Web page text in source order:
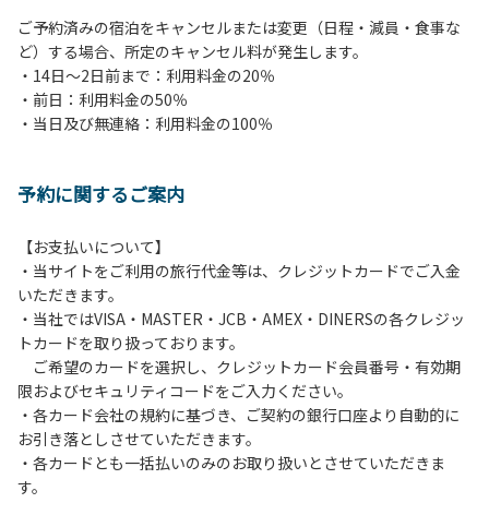
ご予約済みの宿泊をキャンセルまたは変更（日程・減員・食事な
ど）する場合、所定のキャンセル料が発生します。
・14日～2日前まで：利用料金の20％
・前日：利用料金の50％
・当日及び無連絡：利用料金の100％
予約に関するご案内
【お支払いについて】
・当サイトをご利用の旅行代金等は、クレジットカードでご入金
いただきます。
・当社ではVISA・MASTER・JCB・AMEX・DINERSの各クレジッ
トカードを取り扱っております。
ご希望のカードを選択し、クレジットカード会員番号・有効期
限およびセキュリティコードをご入力ください。
・各カード会社の規約に基づき、ご契約の銀行口座より自動的に
お引き落としさせていただきます。
・各カードとも一括払いのみのお取り扱いとさせていただきま
す。